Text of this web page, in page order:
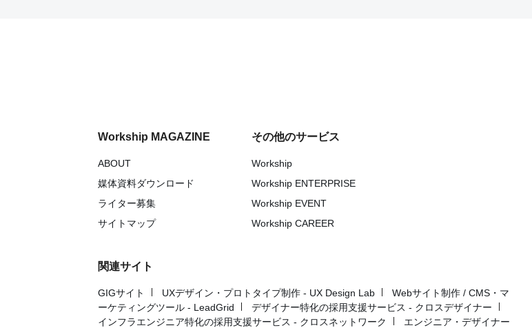
Workship MAGAZINE
ABOUT
媒体資料ダウンロード
ライター募集
サイトマップ
その他のサービス
Workship
Workship ENTERPRISE
Workship EVENT
Workship CAREER
関連サイト
GIGサイト UXデザイン・プロトタイプ制作 - UX Design Lab
Webサイト制作 / CMS・マ
ーケティングツール - LeadGrid
デザイナー特化の採用支援サービス - クロスデザイナー
インフラエンジニア特化の採用支援サービス - クロスネットワーク
エンジニア・デザイナー